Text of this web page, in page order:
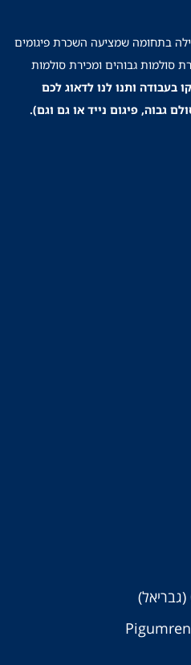
בתחומה שמציעה השכרת פיגומים
סולמות גבוהים ומכירת סולמות
בעבודה ותנו לנו לדאוג לכם
גבוה, פיגום נייד או גם וגם).